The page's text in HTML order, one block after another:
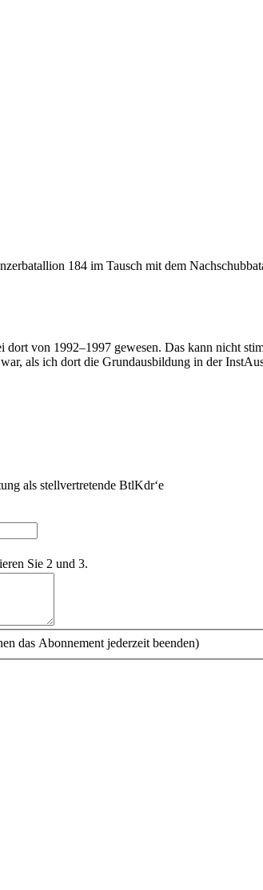
184 im Tausch mit dem
dort von 1992–1997 gewesen. Das kann nicht
als ich dort die Grundausbildung in der
als stellvertretende BtlKdr‘e
Sie 2 und 3.
das Abonnement jederzeit beenden)